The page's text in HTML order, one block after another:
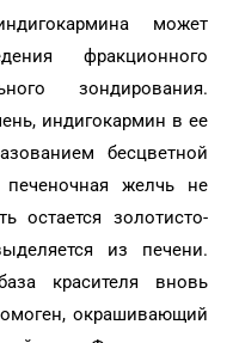
может
фракционного
зондирования.
индигокармин в ее
бесцветной
желчь не
остается золотисто-
из печени.
красителя вновь
окрашивающий